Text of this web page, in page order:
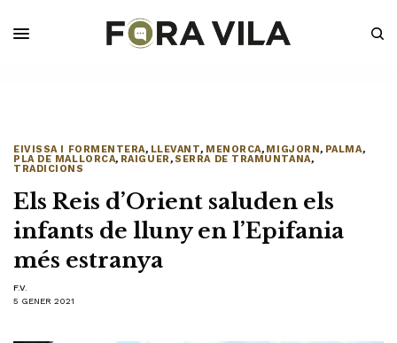
EIVISSA I FORMENTERA, LLEVANT, MENORCA, MIGJORN, PALMA,
PLA DE MALLORCA, RAIGUER,SERRA DE TRAMUNTANA,
TRADICIONS
Els Reis d’Orient saluden els
infants de lluny en l’Epifania
més estranya
F.V.
5 GENER 2021